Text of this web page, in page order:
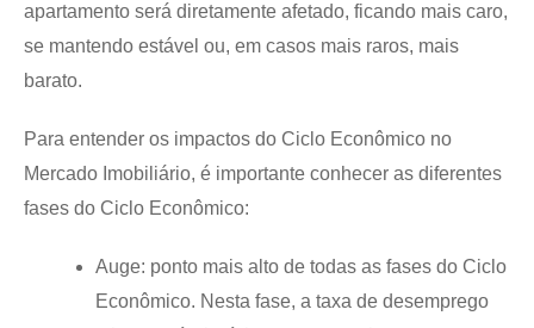
apartamento será diretamente afetado, ficando mais caro,
se mantendo estável ou, em casos mais raros, mais
barato.
Para entender os impactos do Ciclo Econômico no
Mercado Imobiliário, é importante conhecer as diferentes
fases do Ciclo Econômico:
Auge: ponto mais alto de todas as fases do Ciclo
Econômico. Nesta fase, a taxa de desemprego